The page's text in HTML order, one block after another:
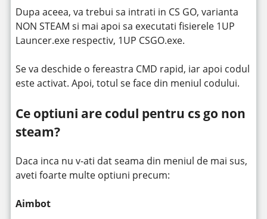
Dupa aceea, va trebui sa intrati in CS GO, varianta
NON STEAM si mai apoi sa executati fisierele 1UP
Launcer.exe respectiv, 1UP CSGO.exe.
Se va deschide o fereastra CMD rapid, iar apoi codul
este activat. Apoi, totul se face din meniul codului.
Ce optiuni are codul pentru cs go non
steam?
Daca inca nu v-ati dat seama din meniul de mai sus,
aveti foarte multe optiuni precum:
Aimbot